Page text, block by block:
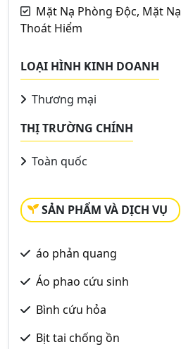
Mặt Nạ Phòng Độc, Mặt
Thoát Hiểm
LOẠI HÌNH KINH DOANH
Thương mại
THỊ TRƯỜNG CHÍNH
Toàn quốc
SẢN PHẨM VÀ DỊCH VỤ
áo phản quang
Áo phao cứu sinh
Bình cứu hỏa
Bịt tai chống ồn